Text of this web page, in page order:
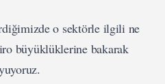
o sektörle ilgili ne
büyüklüklerine bakarak